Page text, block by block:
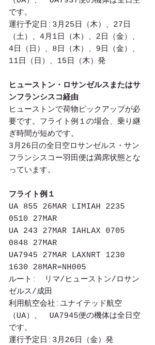
です。
運行予定日ː3月25日（木）、27日
（土）、4月1日（木）、2日（金）、
4日（日）、8日（木）、9日（金）、
11日（日）、15日（木）発
ヒューストン・ロサンゼルスまたはサ
ンフランシスコ経由
ヒューストンで荷物ピックアップが必
要です。フライト例１の場合、乗り継
ぎ時間が短めです。
3月26日の全日空ロサンゼルス・サン
フランシスコー羽田便は満席状態とな
っています。
フライト例１
UA 855 26MAR LIMIAH 2235
0510 27MAR
UA 243 27MAR IAHLAX 0705
0848 27MAR
UA7945 27MAR LAXNRT 1230
1630 28MAR=NH005
ルートː　リマ/ヒューストン/ロサン
ゼルス/成田
利用航空会社ːユナイテッド航空
（UA）、　UA7945便の機体は全日空
です。
運行予定日ː3月26日（金）発